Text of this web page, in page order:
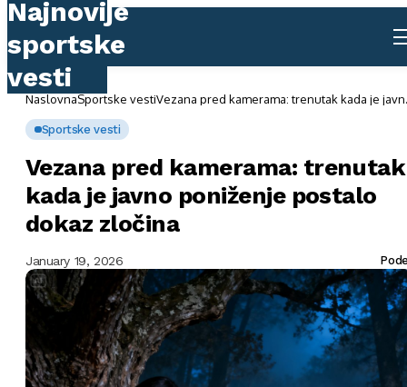
NaslovnaSportske vestiVezana pred kamerama: trenutak kada je
Sportske vesti
Vezana pred kamerama: trenutak
kada je javno poniženje postalo
dokaz zločina
January 19, 2026